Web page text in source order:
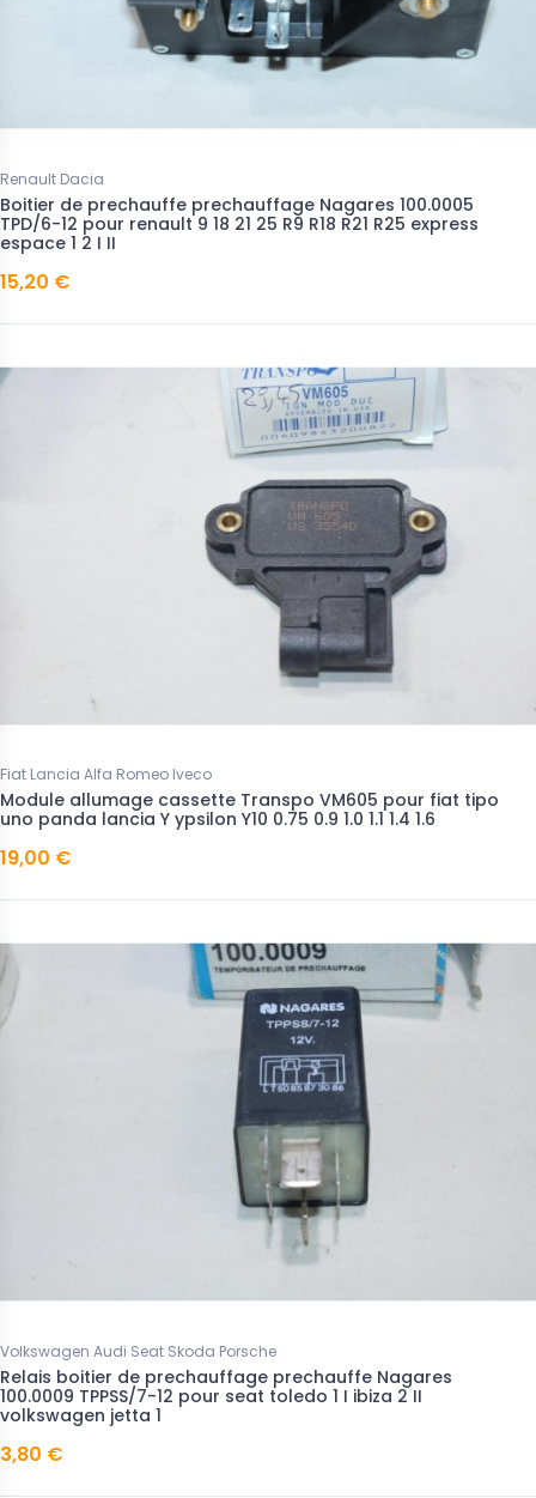
Renault Dacia
Boitier de prechauffe prechauffage Nagares 100.0005
TPD/6-12 pour renault 9 18 21 25 R9 R18 R21 R25 express
espace 1 2 I II
15,20 €
Fiat Lancia Alfa Romeo Iveco
Module allumage cassette Transpo VM605 pour fiat tipo
uno panda lancia Y ypsilon Y10 0.75 0.9 1.0 1.1 1.4 1.6
19,00 €
Volkswagen Audi Seat Skoda Porsche
Relais boitier de prechauffage prechauffe Nagares
100.0009 TPPSS/7-12 pour seat toledo 1 I ibiza 2 II
volkswagen jetta 1
3,80 €